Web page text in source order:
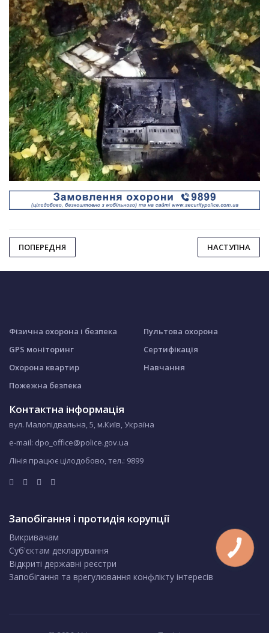
ПОПЕРЕДНЯ НАСТУПНА
Фізична охорона і безпека
GPS моніторинг
Охорона квартир
Пожежна безпека
Пультова охорона
Сертифікація
Навчання
Контактна інформація
вул. Малопідвальна, 5, м.Київ, Україна
e-mail: dpo_office@police.gov.ua
Лінія працює цілодобово, тел.: 9899
Запобігання і протидія корупції
Викривачам
Суб'єктам декларування
Відкриті державні реєстри
Запобігання та врегулювання конфлікту інтересів